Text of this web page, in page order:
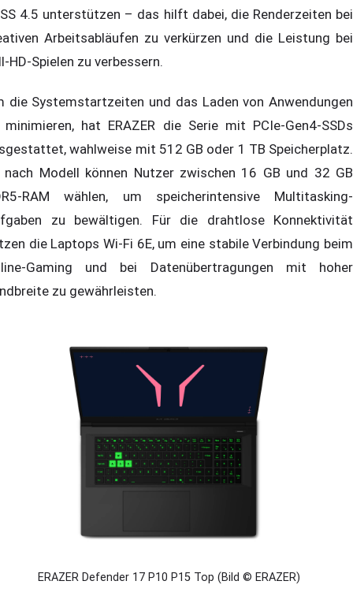
4.5 unterstützen – das hilft dabei, die Renderzeiten bei
Arbeitsabläufen zu verkürzen und die Leistung bei
HD-Spielen zu verbessern.
die Systemstartzeiten und das Laden von Anwendungen
hat ERAZER die Serie mit PCIe-Gen4-SSDs
wahlweise mit 512 GB oder 1 TB Speicherplatz.
nach Modell können Nutzer zwischen 16 GB und 32 GB
RAM wählen, um speicherintensive Multitasking-
zu bewältigen. Für die drahtlose Konnektivität
die Laptops Wi-Fi 6E, um eine stabile Verbindung beim
Gaming und bei Datenübertragungen mit hoher
zu gewährleisten.
ERAZER Defender 17 P10 P15 Top (Bild © ERAZER)